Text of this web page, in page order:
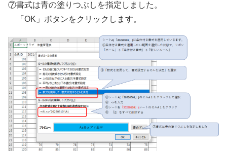
⑦書式は青の塗りつぶしを指定しました。
「OK」ボタンをクリックします。